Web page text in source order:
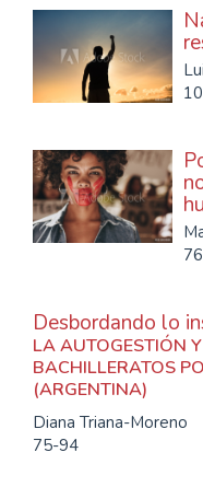
Desbordando lo
LA AUTOGESTIÓN
BACHILLERATOS
(ARGENTINA)
Diana Triana-Moreno
75-94